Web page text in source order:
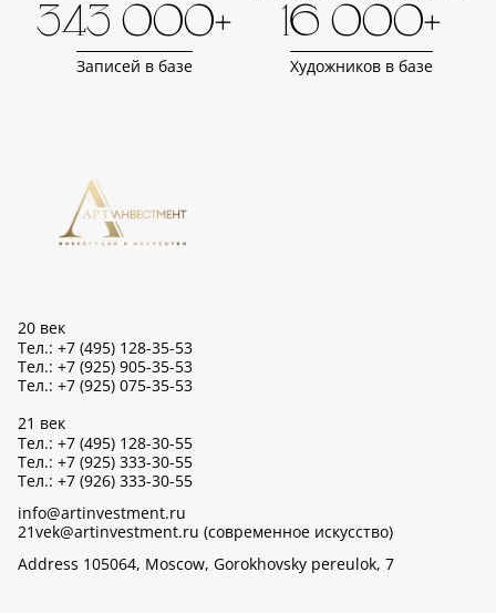
343 000+
Записей в базе
16 000+
Художников в базе
20 век
Тел.: +7 (495) 128-35-53
Тел.: +7 (925) 905-35-53
Тел.: +7 (925) 075-35-53
21 век
Тел.: +7 (495) 128-30-55
Тел.: +7 (925) 333-30-55
Тел.: +7 (926) 333-30-55
info@artinvestment.ru
21vek@artinvestment.ru (современное искусство)
Address 105064, Moscow, Gorokhovsky pereulok, 7